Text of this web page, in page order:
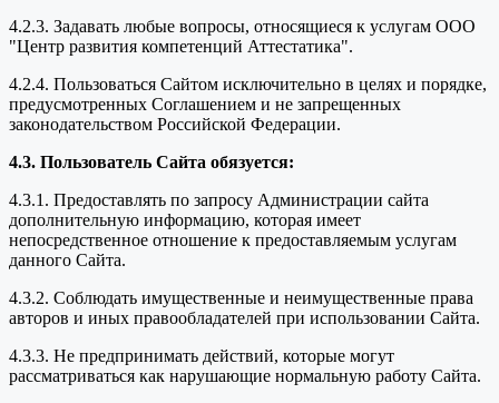
4.2.3. Задавать любые вопросы, относящиеся к услугам ООО
"Центр развития компетенций Аттестатика".
4.2.4. Пользоваться Сайтом исключительно в целях и порядке,
предусмотренных Соглашением и не запрещенных
законодательством Российской Федерации.
4.3. Пользователь Сайта обязуется:
4.3.1. Предоставлять по запросу Администрации сайта
дополнительную информацию, которая имеет
непосредственное отношение к предоставляемым услугам
данного Сайта.
4.3.2. Соблюдать имущественные и неимущественные права
авторов и иных правообладателей при использовании Сайта.
4.3.3. Не предпринимать действий, которые могут
рассматриваться как нарушающие нормальную работу Сайта.